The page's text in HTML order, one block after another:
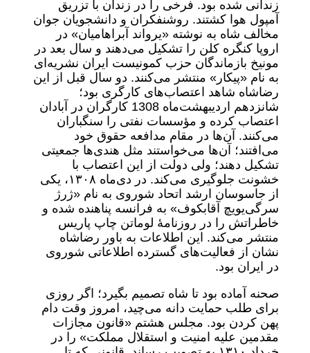
زندانی شده بود. فرخی را در زندان با تزریق
آمپول هوا کشتند. روشنفکران و دانشجویان جوان
مخالف شاه به‌ نوشته «یرواند آبراهامیان» در
اروپا کنگره کلن را تشکیل می‌دهند و سال بعد در
مونیخ بازماندگان حزب کمونیست ایران نشریه‌ای
به‌ نام «پیکار» منتشر می‌کنند. دو سال قبل از این
رضاشاه شاهد اعتصاب‌های کارگری بود؛
شانزدهم اردیبهشت‌ماه 1308 کارگران در آبادان
اعتصاب کرده و مؤسسات نفتی را سنگباران
می‌کنند. آن‌ها در مقام مدافعه حقوق خود
می‌افتند؛ آن‌ها می‌خواستند مثل هندی‌ها جمعیتی
تشکیل دهند؛ ولی دولت از این اعتصاب با
خشونت جلوگیری می‌کند. در دی‌ماه ۱۳۰۸، یکی
از جاسوسان ارشد اتحاد شوروی به‌ نام «ژرژ
سرگی‌یویچ آقابکوف» به فرانسه پناهنده شده و
خاطراتش را در روزنامۀ لوماتن چاپ پاریس
منتشر می‌کند. این اطلاعات به باور رضاشاه
نشان از فعالیت‌های گسترده اطلاعاتی شوروی
در ایران بود.
صحنه آماده بود تا شاه تصمیم بگیرد؛ اگر روزی
برای طلب حمایت دانه می‌چید، امروز وقت دام
پهن کردن بود. مجلس هشتم «قانون مجازات
مقدمین علیه امنیت و استقلال مملکت» را در